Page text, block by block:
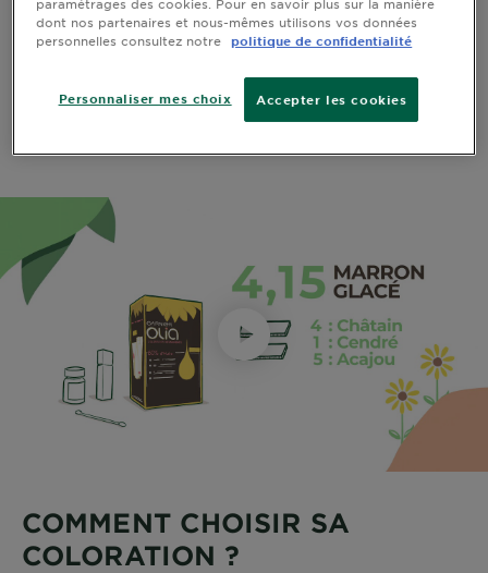
avant/après
Ne pas mélanger 2 teintes différentes de coloration
COMMENT CHOISIR SA
COLORATION ?
dont nos partenaires et nous-mêmes utilisons vos données
personnelles consultez notre
politique de confidentialité
Accepter les cookies
Personnaliser mes choix